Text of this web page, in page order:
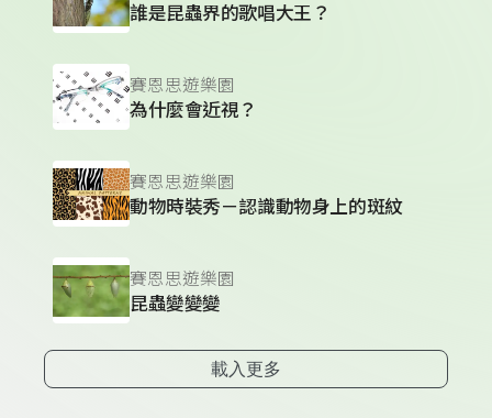
誰是昆蟲界的歌唱大王？
賽恩思遊樂園
為什麼會近視？
賽恩思遊樂園
動物時裝秀－認識動物身上的斑紋
賽恩思遊樂園
昆蟲變變變
載入更多